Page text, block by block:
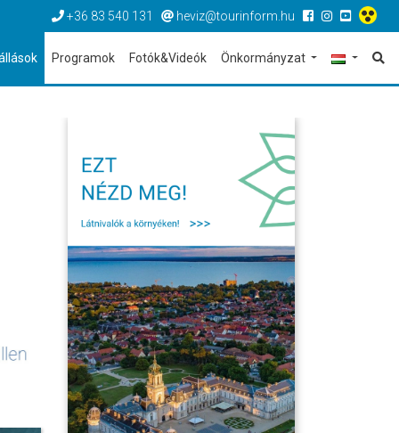
+36 83 540 131 heviz@tourinform.hu
Programok Fotók&Videók Önkormányzat